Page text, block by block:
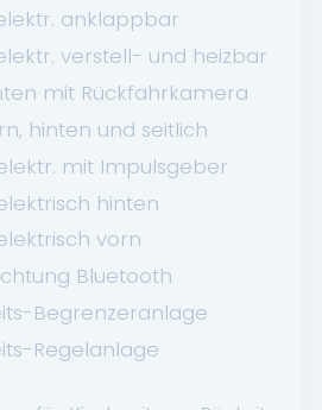
anklappbar
verstell- und heizbar
mit Rückfahrkamera
hinten und seitlich
mit Impulsgeber
hinten
vorn
Bluetooth
Begrenzeranlage
Regelanlage